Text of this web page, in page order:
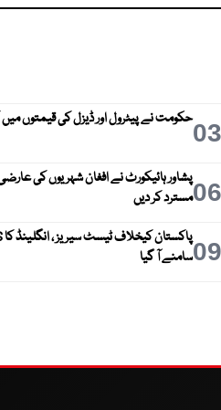
03حکومت نے پیٹرول اور ڈیزل کی قیمتوں
06پشاور ہائیکورٹ نے افغان شہریوں کی
مسترد کر دیں
09سامنے آ گیا